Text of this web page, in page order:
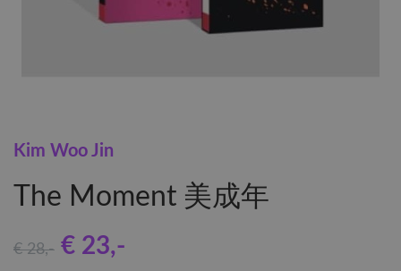
Kim Woo Jin
The Moment 美成年
€ 28,- € 23,-